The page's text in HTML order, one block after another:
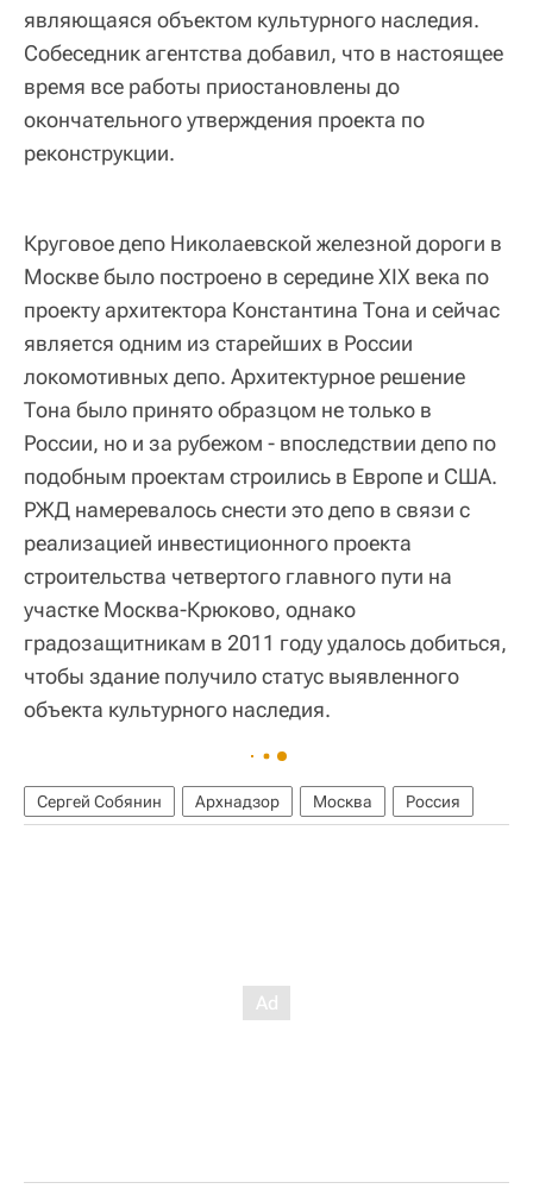
являющаяся объектом культурного наследия.
Собеседник агентства добавил, что в настоящее
время все работы приостановлены до
окончательного утверждения проекта по
реконструкции.
Круговое депо Николаевской железной дороги в
Москве было построено в середине XIX века по
проекту архитектора Константина Тона и сейчас
является одним из старейших в России
локомотивных депо. Архитектурное решение
Тона было принято образцом не только в
России, но и за рубежом - впоследствии депо по
подобным проектам строились в Европе и США.
РЖД намеревалось снести это депо в связи с
реализацией инвестиционного проекта
строительства четвертого главного пути на
участке Москва-Крюково, однако
градозащитникам в 2011 году удалось добиться,
чтобы здание получило статус выявленного
объекта культурного наследия.
Сергей Собянин Архнадзор Москва Россия